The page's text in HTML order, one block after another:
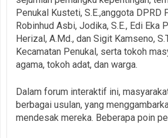
Penukal Kusteti, S.E.,anggota DPRD
Robinhud Asbi, Jodika, S.E., Edi Eka
Herizal, A.Md., dan Sigit Kamseno,
Kecamatan Penukal, serta tokoh
agama, tokoh adat, dan warga.
Dalam forum interaktif ini,
berbagai usulan, yang
mendesak mereka. Beberapa poin